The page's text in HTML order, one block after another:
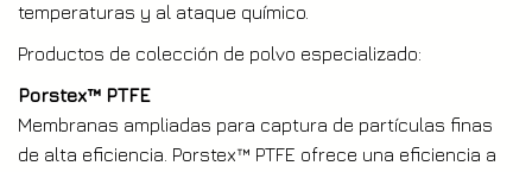
temperaturas y al ataque químico.
Productos de colección de polvo especializado:
Porstex™ PTFE
Membranas ampliadas para captura de partículas finas
de alta eficiencia. Porstex™ PTFE ofrece una eficiencia a